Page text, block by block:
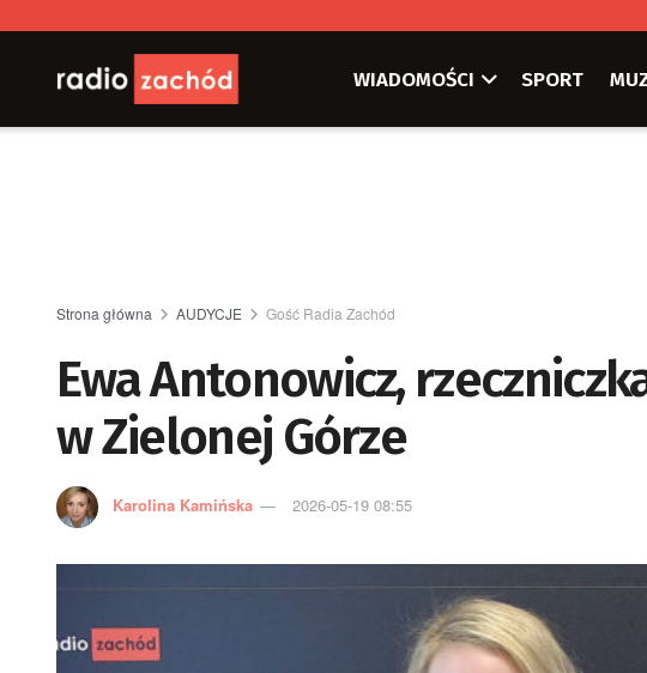
WIADOMOŚCI SPORT
Strona główna AUDYCJE Gość Radia Zachód
Ewa Antonowicz,
w Zielonej Górze
Karolina Kamińska 2026-05-19 08:55